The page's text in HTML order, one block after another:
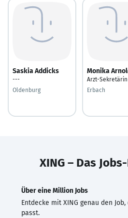
Saskia Addicks
---
Oldenburg
Monika
Arzt-Sekretärin
Erbach
XING – Das
Über eine Million Jobs
Entdecke mit XING genau den
passt.